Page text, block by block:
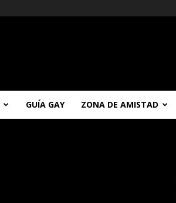
GUÍA GAY ZONA DE AMISTAD